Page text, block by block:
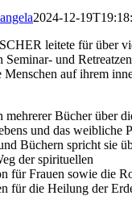
angela2024-12-
leitete für über
Seminar- und
Menschen auf ihrem
mehrerer Bücher über
und das weibliche
Büchern spricht sie
der spirituellen
für Frauen sowie die
für die Heilung der